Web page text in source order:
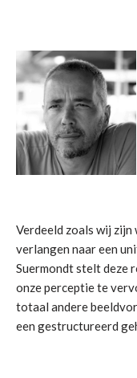
Verdeeld zoals wij
verlangen naar een
Suermondt stelt deze
onze perceptie te
totaal andere
een gestructureerd